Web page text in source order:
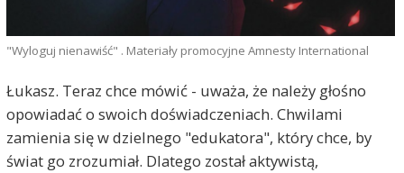
"Wyloguj nienawiść" . Materiały promocyjne Amnesty International
Łukasz. Teraz chce mówić - uważa, że należy głośno
opowiadać o swoich doświadczeniach. Chwilami
zamienia się w dzielnego "edukatora", który chce, by
świat go zrozumiał. Dlatego został aktywistą,